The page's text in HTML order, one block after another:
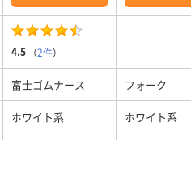
4.5 （2件）
富士ゴムナース フォーク
ホワイト系 ホワイト系